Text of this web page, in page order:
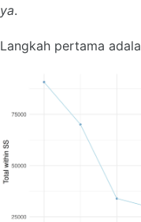
ya.
Langkah pertama